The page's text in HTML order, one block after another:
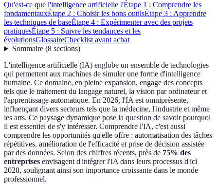
Qu'est-ce que l'intelligence artificielle ?Étape 1 : Comprendre les
fondamentauxÉtape 2 : Choisir les bons outilsÉtape 3 : Apprendre
les techniques de baseÉtape 4 : Expérimenter avec des projets
pratiquesÉtape 5 : Suivre les tendances et les
évolutionsGlossaireChecklist avant achat
Sommaire(8 sections)
L'intelligence artificielle (IA) englobe un ensemble de technologies
qui permettent aux machines de simuler une forme d'intelligence
humaine. Ce domaine, en pleine expansion, engage des concepts
tels que le traitement du langage naturel, la vision par ordinateur et
l'apprentissage automatique. En 2026, l'IA est omniprésente,
influençant divers secteurs tels que la médecine, l'industrie et même
les arts. Ce paysage dynamique pose la question de savoir pourquoi
il est essentiel de s'y intéresser. Comprendre l'IA, c'est aussi
comprendre les opportunités qu'elle offre : automatisation des tâches
répétitives, amélioration de l'efficacité et prise de décision assistée
par des données. Selon des chiffres récents, près de 75% des
entreprises envisagent d'intégrer l'IA dans leurs processus d'ici
2028, soulignant ainsi son importance croissante dans le monde
professionnel.